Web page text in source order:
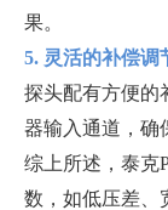
果。
5. 灵活的补偿调
探头配有方便的
器输入通道，确
综上所述，泰克
数，如低压差、